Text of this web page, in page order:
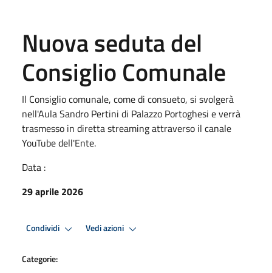
Nuova seduta del
Consiglio Comunale
Il Consiglio comunale, come di consueto, si svolgerà
nell'Aula Sandro Pertini di Palazzo Portoghesi e verrà
trasmesso in diretta streaming attraverso il canale
YouTube dell'Ente.
Data :
29 aprile 2026
Condividi Vedi azioni
Categorie: